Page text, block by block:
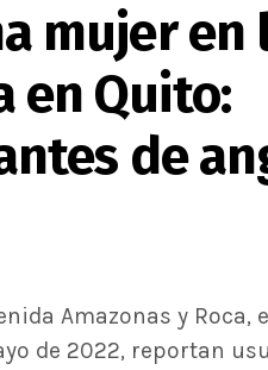
mujer en
en Quito:
de
Amazonas y Roca,
de 2022, reportan